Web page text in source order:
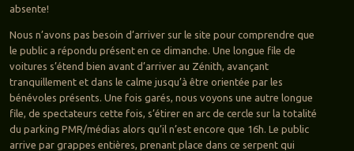
absente!
Nous n’avons pas besoin d’arriver sur le site pour comprendre que
le public a répondu présent en ce dimanche. Une longue file de
voitures s’étend bien avant d’arriver au Zénith, avançant
tranquillement et dans le calme jusqu’à être orientée par les
bénévoles présents. Une fois garés, nous voyons une autre longue
file, de spectateurs cette fois, s’étirer en arc de cercle sur la totalité
du parking PMR/médias alors qu’il n’est encore que 16h. Le public
arrive par grappes entières, prenant place dans ce serpent qui